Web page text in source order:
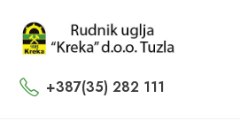
+387(35) 282 111